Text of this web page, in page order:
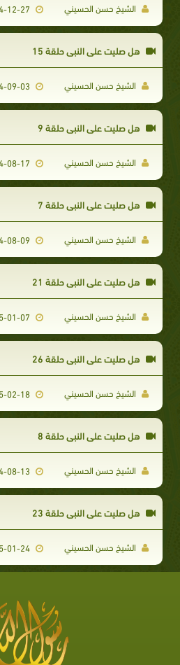
الشيخ حسن الحسيني
هل صليت على النبي حلقة 15
الشيخ حسن الحسيني 2014-09-03
هل صليت على النبي حلقة 9
الشيخ حسن الحسيني
هل صليت على النبي حلقة 7
الشيخ حسن الحسيني 2014-08-09
هل صليت على النبي حلقة 21
الشيخ حسن الحسيني
هل صليت على النبي حلقة 26
الشيخ حسن الحسيني 2015-02-18
هل صليت على النبي حلقة 8
الشيخ حسن الحسيني 2014-08-13
هل صليت على النبي حلقة 23
الشيخ حسن الحسيني 2015-01-24